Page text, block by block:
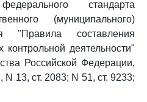
стандарта
(муниципального)
"Правила составления
контрольной деятельности"
Российской Федерации,
N 13, ст. 2083; N 51, ст. 9233;